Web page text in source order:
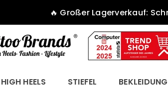
🔥 Großer Lagerverkauf:
HIGH HEELS STIEFEL BEKLEIDUNG